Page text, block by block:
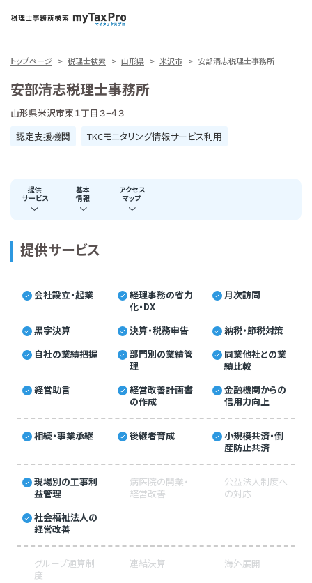
トップページ 税理士検索 山形県 米沢市 安部清志税理士事務所
安部清志税理士事務所
山形県米沢市東１丁目３−４３
認定支援機関
TKCモニタリング情報サービス利用
提供
サービス
基本
情報
アクセス
マップ
提供サービス
会社設立・起業
経理事務の省力
化・DX
月次訪問
黒字決算 決算・税務申告
納税・節税対策
自社の業績把握
部門別の業績管
理
同業他社との業
績比較
経営助言
経営改善計画書
の作成
金融機関からの
信用力向上
相続・事業承継 後継者育成
小規模共済・倒
産防止共済
現場別の工事利
益管理
病医院の開業・
経営改善
公益法人制度へ
の対応
社会福祉法人の
経営改善
グループ通算制
度
連結決算 海外展開